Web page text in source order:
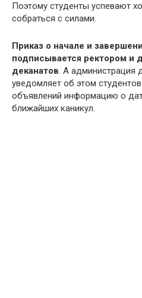
Поэтому студенты успевают
собраться с силами.
Приказ о начале и
подписывается ректором и
деканатов. А администрация
уведомляет об этом
объявлений информацию о
ближайших каникул.